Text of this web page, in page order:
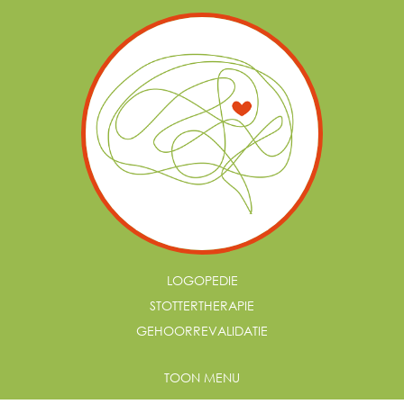
LOGOPEDIE
STOTTERTHERAPIE
GEHOORREVALIDATIE
TOON MENU